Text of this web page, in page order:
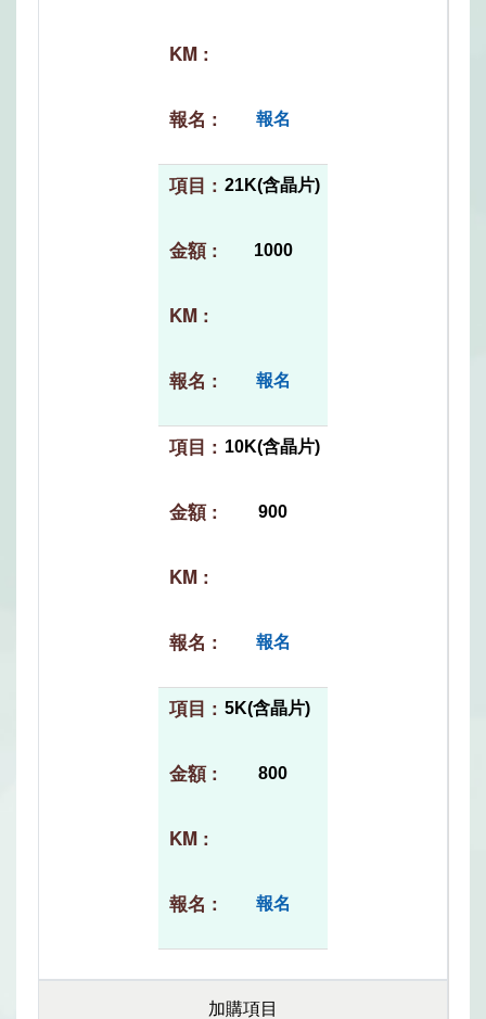
報名
21K(含晶片)
1000
報名
10K(含晶片)
900
報名
5K(含晶片)
800
報名
加購項目